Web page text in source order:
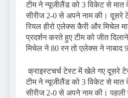
टीम ने न्यूजीलैंड को 3 विकेट से मात
सीरीज 2-0 से अपने नाम की। दूसरे
रियल हीरो एलेक्स कैरी और मिचेल
प्रदर्शन करते हुए टीम को जीत
मिचेल ने 80 रन तो एलेक्स ने नाबाद
क्राइस्टचर्च टेस्ट में खेले गए दूसरे
टीम ने न्यूजीलैंड को 3 विकेट से मात
सीरीज 2-0 से अपने नाम की। पहली